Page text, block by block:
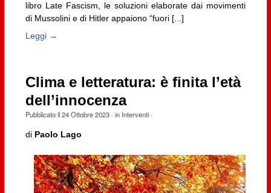
libro Late Fascism, le soluzioni elaborate dai movimenti
di Mussolini e di Hitler appaiono “fuori [...]
Leggi →
Clima e letteratura: è finita l’età
dell’innocenza
Pubblicato il24 Ottobre 2023· in Interventi·
di Paolo Lago